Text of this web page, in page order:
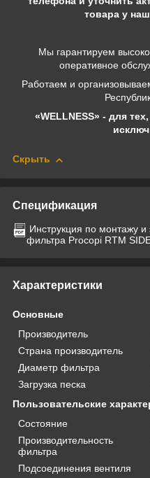
товара у
Мы гарантируем
оперативное
Работаем и
«WELLNESS» - для
Скрыть
Спецификация
Инструкция по монтажу и
фильтра Procopi RTM
Характеристики
Основные
Производитель
Страна производитель
Диаметр фильтра
Загрузка песка
Пользовательские
Состояние
Производительность
фильтра
Подсоединения вентиля